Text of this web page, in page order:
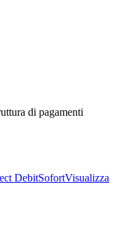
di pagamenti
DebitSofortVisualizza